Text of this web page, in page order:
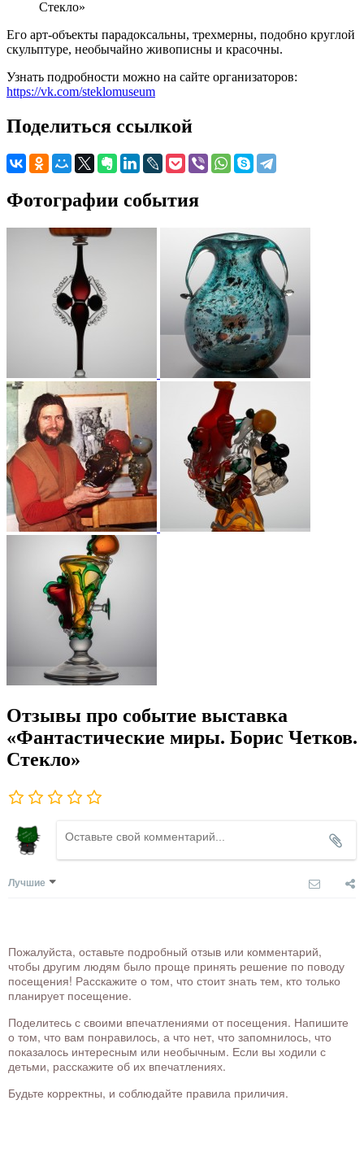
Стекло»
Его арт-объекты парадоксальны, трехмерны, подобно круглой
скульптуре, необычайно живописны и красочны.
Узнать подробности можно на сайте организаторов:
https://vk.com/steklomuseum
Поделиться ссылкой
Фотографии события
Отзывы про событие выставка
«Фантастические миры. Борис Четков.
Стекло»
Лучшие
Пожалуйста, оставьте подробный отзыв или комментарий,
чтобы другим людям было проще принять решение по поводу
посещения! Расскажите о том, что стоит знать тем, кто только
планирует посещение.
Поделитесь с своими впечатлениями от посещения. Напишите
о том, что вам понравилось, а что нет, что запомнилось, что
показалось интересным или необычным. Если вы ходили с
детьми, расскажите об их впечатлениях.
Будьте корректны, и соблюдайте правила приличия.